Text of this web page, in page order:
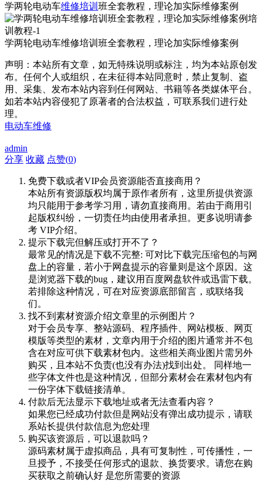
学两轮电动车维修培训 班全套教程，理论加实际维修案例
学两轮电动车维修培训班全套教程，理论加实际维修案例
声明：本站所有文章，如无特殊说明或标注，均为本站原创发
布。任何个人或组织，在未征得本站同意时，禁止复制、盗
用、采集、发布本站内容到任何网站、书籍等各类媒体平台。
如若本站内容侵犯了原著者的合法权益，可联系我们进行处
理。
电动车维修
admin
分享 收藏 点赞(0)
免费下载或者VIP会员资源能否直接商用？
本站所有资源版权均属于原作者所有，这里所提供资源
均只能用于参考学习用，请勿直接商用。若由于商用引
起版权纠纷，一切责任均由使用者承担。更多说明请参
考 VIP介绍。
提示下载完但解压或打开不了？
最常见的情况是下载不完整: 可对比下载完压缩包的与网
盘上的容量，若小于网盘提示的容量则是这个原因。这
是浏览器下载的bug，建议用百度网盘软件或迅雷下载。
若排除这种情况，可在对应资源底部留言，或联络我
们。
找不到素材资源介绍文章里的示例图片？
对于会员专享、整站源码、程序插件、网站模板、网页
模版等类型的素材，文章内用于介绍的图片通常并不包
含在对应可供下载素材包内。这些相关商业图片需另外
购买，且本站不负责(也没有办法)找到出处。 同样地一
些字体文件也是这种情况，但部分素材会在素材包内有
一份字体下载链接清单。
付款后无法显示下载地址或者无法查看内容？
如果您已经成功付款但是网站没有弹出成功提示，请联
系站长提供付款信息为您处理
购买该资源后，可以退款吗？
源码素材属于虚拟商品，具有可复制性，可传播性，一
旦授予，不接受任何形式的退款、换货要求。请您在购
买获取之前确认好 是您所需要的资源